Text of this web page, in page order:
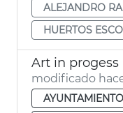
ALEJANDRO
HUERTOS
Art in progess
modificado
AYUNTAMIENTO